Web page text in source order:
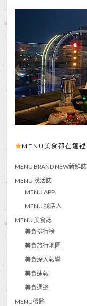
MENU美食都在這裡
MENU BRAND NEW新鮮誌
MENU 找活誌
MENU APP
MENU 找活人
MENU 美食誌
美食排行榜
美食旅行地圖
美食深入報導
美食速報
美食週邊
MENU帶路